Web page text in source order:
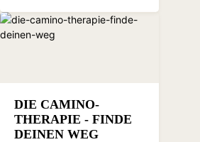
DIE CAMINO-
THERAPIE - FINDE
DEINEN WEG